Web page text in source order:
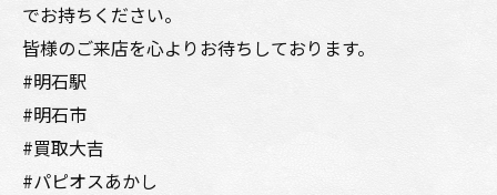
でお持ちください。
皆様のご来店を心よりお待ちしております。
#明石駅
#明石市
#買取大吉
#パピオスあかし